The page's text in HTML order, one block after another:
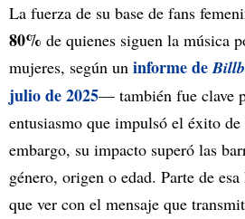
La fuerza de su base de fans
80% de quienes siguen la música
mujeres, según un informe de
julio de 2025— también fue clave
entusiasmo que impulsó el éxito
embargo, su impacto superó las
género, origen o edad. Parte de
que ver con el mensaje que